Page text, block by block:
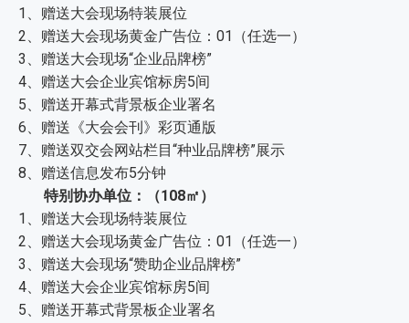
1、赠送大会现场特装展位
2、赠送大会现场黄金广告位：01（任选一）
3、赠送大会现场“企业品牌榜”
4、赠送大会企业宾馆标房5间
5、赠送开幕式背景板企业署名
6、赠送《大会会刊》彩页通版
7、赠送双交会网站栏目“种业品牌榜”展示
8、赠送信息发布5分钟
特别协办单位：（108㎡）
1、赠送大会现场特装展位
2、赠送大会现场黄金广告位：01（任选一）
3、赠送大会现场“赞助企业品牌榜”
4、赠送大会企业宾馆标房5间
5、赠送开幕式背景板企业署名